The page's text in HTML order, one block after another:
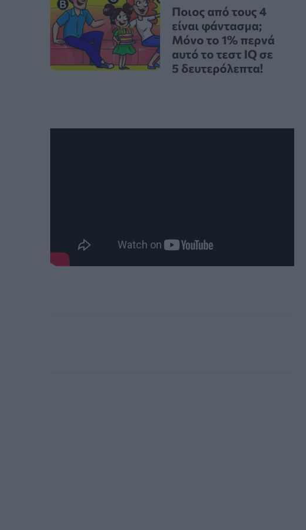
Ποιος από τους 4
είναι φάντασμα;
Μόνο το 1% περνά
αυτό το τεστ IQ σε
5 δευτερόλεπτα!